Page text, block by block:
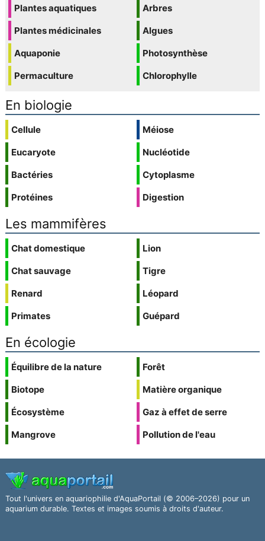
Plantes aquatiques
Plantes médicinales
Aquaponie
Permaculture
Arbres
Algues
Photosynthèse
Chlorophylle
En biologie
Cellule
Eucaryote
Bactéries
Protéines
Méiose
Nucléotide
Cytoplasme
Digestion
Les mammifères
Chat domestique
Chat sauvage
Renard
Primates
Lion
Tigre
Léopard
Guépard
En écologie
Équilibre de la nature
Biotope
Écosystème
Mangrove
Forêt
Matière organique
Gaz à effet de serre
Pollution de l'eau
Tout l'univers en aquariophilie d'AquaPortail (© 2006–2026) pour un
aquarium durable. Textes et images soumis à droits d'auteur.